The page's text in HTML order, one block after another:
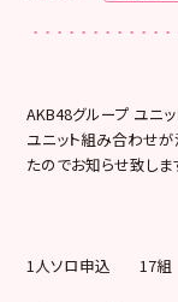
AKB48グループ ユニ
ユニット組み合わせ
たのでお知らせ致しま
1人ソロ申込 17組